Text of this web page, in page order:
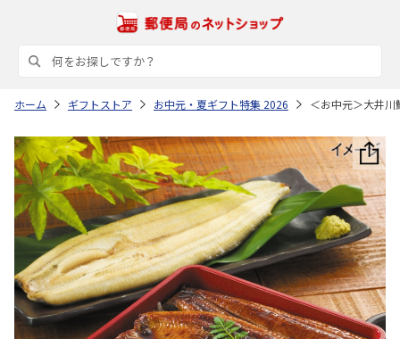
ホーム ギフトストア お中元・夏ギフト特集 2026 ＜お中元＞大井